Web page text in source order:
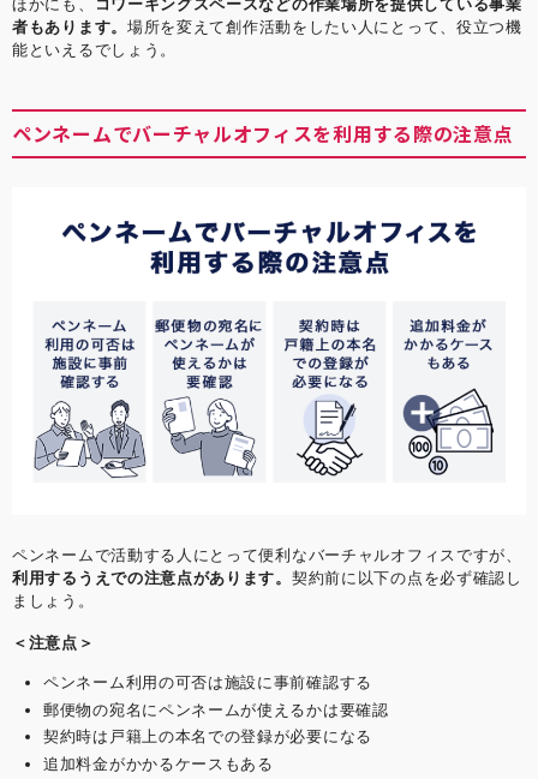
ほかにも、
コワーキングスペースなどの作業場所を提供している事業
者もあります。 場所を変えて創作活動をしたい人にとって、役立つ機
能といえるでしょう。
ペンネームでバーチャルオフィスを利用する際の注意点
ペンネームで活動する人にとって便利なバーチャルオフィスですが、
利用するうえでの注意点があります。 契約前に以下の点を必ず確認し
ましょう。
＜注意点＞
ペンネーム利用の可否は施設に事前確認する
郵便物の宛名にペンネームが使えるかは要確認
契約時は戸籍上の本名での登録が必要になる
追加料金がかかるケースもある